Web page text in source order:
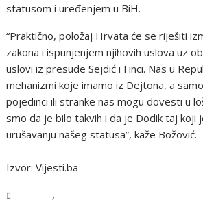
statusom i uređenjem u BiH.
“Praktično, položaj Hrvata će se riješiti
zakona i ispunjenjem njihovih uslova uz
uslovi iz presude Sejdić i Finci. Nas u
mehanizmi koje imamo iz Dejtona, a
pojedinci ili stranke nas mogu dovesti u
smo da je bilo takvih i da je Dodik taj koji
urušavanju našeg statusa”, kaže Božović.
Izvor: Vijesti.ba
,